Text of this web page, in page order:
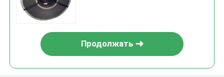
Продолжать